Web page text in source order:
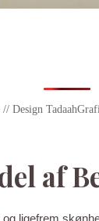
Design
af